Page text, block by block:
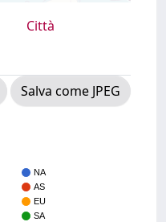
Città
Salva come JPEG
NA
AS
EU
SA